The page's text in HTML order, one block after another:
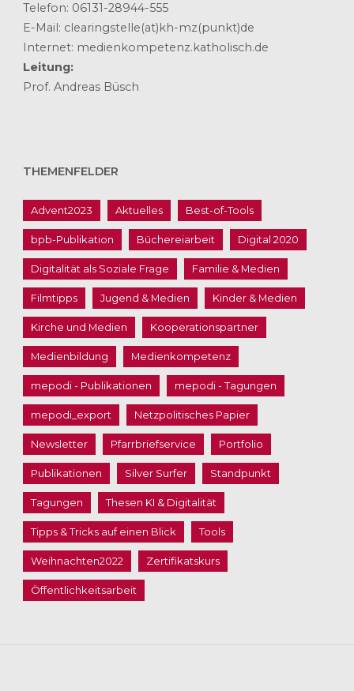
Telefon: 06131-28944-555
E-Mail: clearingstelle(at)kh-mz(punkt)de
Internet: medienkompetenz.katholisch.de
Leitung:
Prof. Andreas Büsch
THEMENFELDER
Advent2023 Aktuelles Best-of-Tools
bpb-Publikation Büchereiarbeit Digital 2020
Digitalität als Soziale Frage Familie & Medien
Filmtipps Jugend & Medien Kinder & Medien
Kirche und Medien Kooperationspartner
Medienbildung Medienkompetenz
mepodi - Publikationen mepodi - Tagungen
mepodi_export Netzpolitisches Papier
Newsletter Pfarrbriefservice Portfolio
Publikationen Silver Surfer Standpunkt
Tagungen Thesen KI & Digitalität
Tipps & Tricks auf einen Blick Tools
Weihnachten2022 Zertifikatskurs
Öffentlichkeitsarbeit